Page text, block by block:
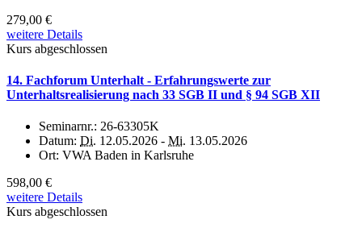
279,00 €
weitere Details
Kurs abgeschlossen
14. Fachforum Unterhalt - Erfahrungswerte zur
Unterhaltsrealisierung nach 33 SGB II und § 94 SGB XII
Seminarnr.: 26-63305K
Datum: Di. 12.05.2026 - Mi. 13.05.2026
Ort: VWA Baden in Karlsruhe
598,00 €
weitere Details
Kurs abgeschlossen